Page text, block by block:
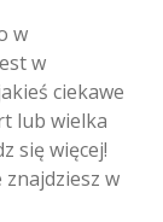
w
w
ciekawe
lub wielka
się więcej!
w